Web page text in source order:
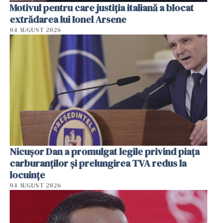
Motivul pentru care justiția italiană a blocat
extrădarea lui Ionel Arsene
04 AUGUST 2026
Nicuşor Dan a promulgat legile privind piaţa
carburanţilor şi prelungirea TVA redus la
locuinţe
04 AUGUST 2026